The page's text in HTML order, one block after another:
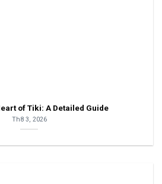
of Tiki: A Detailed Guide
Th8 3, 2026